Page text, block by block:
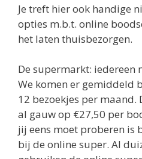
Je treft hier ook handige
opties m.b.t. online
het laten thuisbezorgen.
De supermarkt: iedereen
We komen er gemiddeld
12 bezoekjes per
al gauw op €27,50 per
jij eens moet proberen is
bij de online super. Al